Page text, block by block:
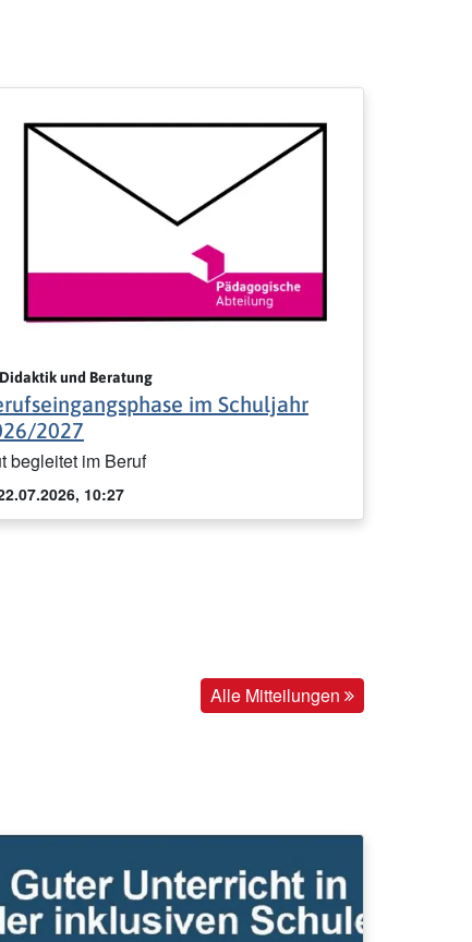
Didaktik und Beratung
im Schuljahr
2027
begleitet im Beruf
10:27
Alle Mitteilungen